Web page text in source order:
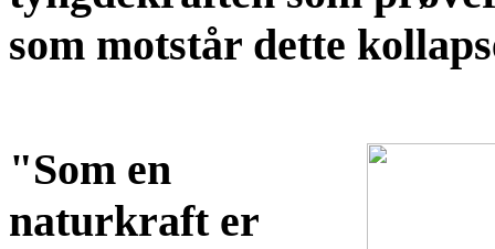
som motstår dette
"Som en
naturkraft er